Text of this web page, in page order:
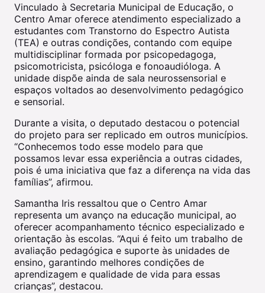
Vinculado à Secretaria Municipal de Educação, o
Centro Amar oferece atendimento especializado a
estudantes com Transtorno do Espectro Autista
(TEA) e outras condições, contando com equipe
multidisciplinar formada por psicopedagoga,
psicomotricista, psicóloga e fonoaudióloga. A
unidade dispõe ainda de sala neurossensorial e
espaços voltados ao desenvolvimento pedagógico
e sensorial.
Durante a visita, o deputado destacou o potencial
do projeto para ser replicado em outros municípios.
“Conhecemos todo esse modelo para que
possamos levar essa experiência a outras cidades,
pois é uma iniciativa que faz a diferença na vida das
famílias”, afirmou.
Samantha Iris ressaltou que o Centro Amar
representa um avanço na educação municipal, ao
oferecer acompanhamento técnico especializado e
orientação às escolas. “Aqui é feito um trabalho de
avaliação pedagógica e suporte às unidades de
ensino, garantindo melhores condições de
aprendizagem e qualidade de vida para essas
crianças”, destacou.